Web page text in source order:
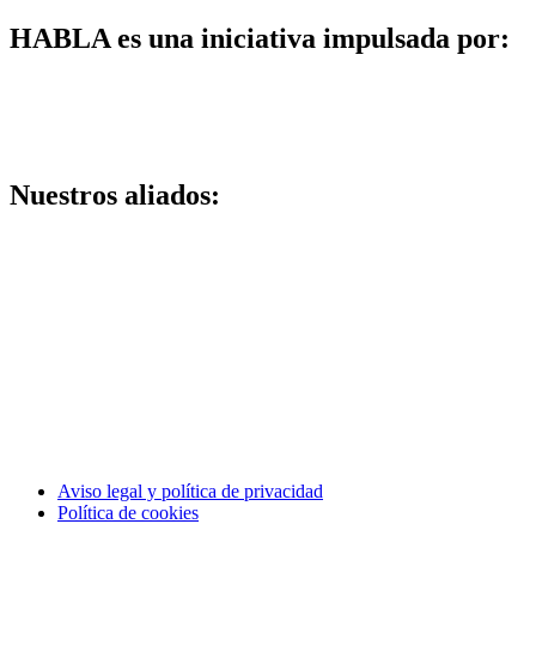
HABLA es una iniciativa impulsada por:
Nuestros aliados:
Aviso legal y política de privacidad
Política de cookies